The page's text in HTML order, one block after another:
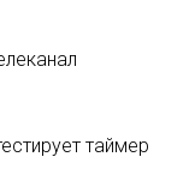
таймер